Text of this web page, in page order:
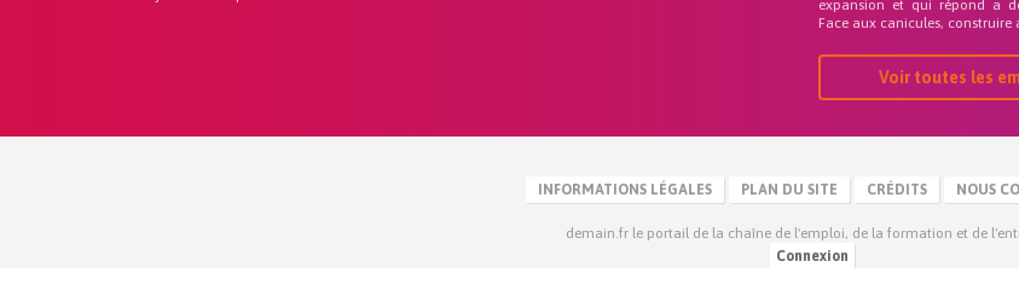
expansion et qui répond a
Face aux canicules, construire
Voir toutes les
INFORMATIONS LÉGALES PLAN DU SITE CRÉDITS NOUS
demain.fr le portail de la chaîne de l'emploi, de la formation et de
Connexion